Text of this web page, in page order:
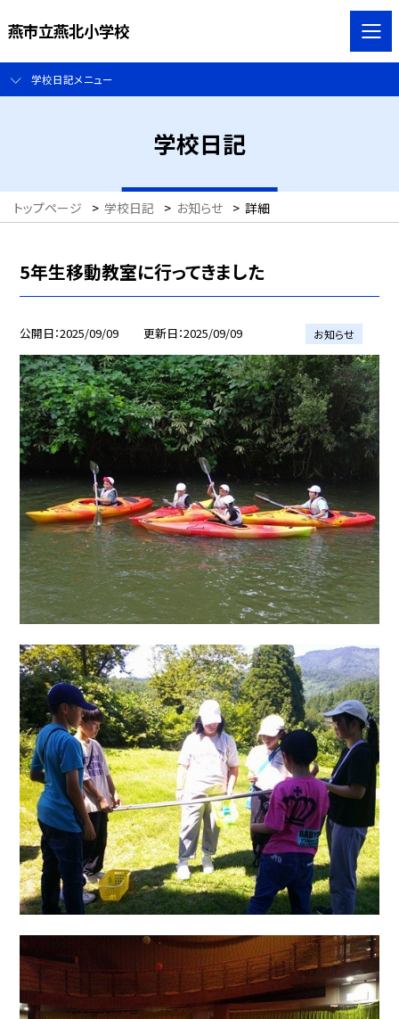
燕市立燕北小学校
学校日記メニュー
学校日記
トップページ > 学校日記 > お知らせ > 詳細
5年生移動教室に行ってきました
公開日 2025/09/09 更新日 2025/09/09 お知らせ